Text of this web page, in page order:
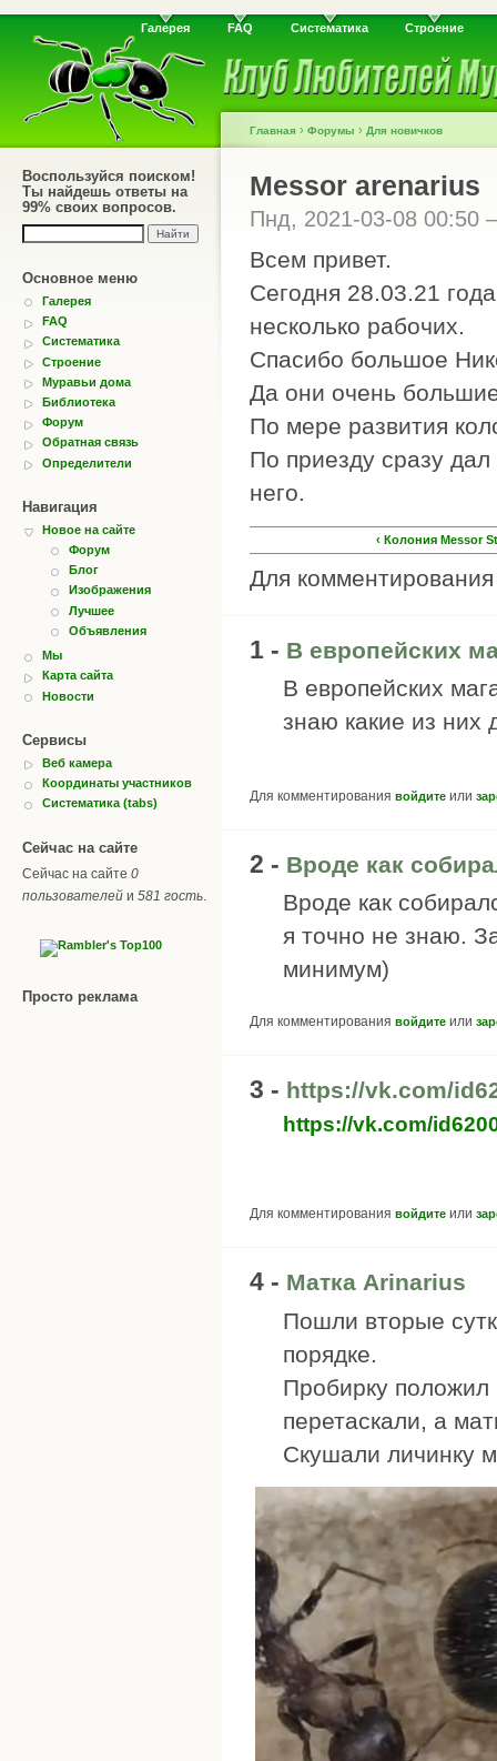
Галерея FAQ Систематика Строение
Воспользуйся поиском!
Ты найдешь ответы на
99% своих вопросов.
Основное меню
Галерея
FAQ
Систематика
Строение
Муравьи дома
Библиотека
Форум
Обратная связь
Определители
Навигация
Новое на сайте
Форум
Блог
Изображения
Лучшее
Объявления
Мы
Карта сайта
Новости
Сервисы
Веб камера
Координаты участников
Систематика (tabs)
Сейчас на сайте
Сейчас на сайте 0
пользователей и 581 гость
Просто реклама
Главная › Форумы › Для новичков
Messor arenarius
Пнд, 2021-03-08
Всем привет.
Сегодня 28.03.21
несколько рабочих.
Спасибо большое
Да они очень
По мере развития
По приезду сразу
него.
‹ Колония Messor
Для
1 - В европейских
В европейских
знаю какие из них
Для комментирования войдите или
2 - Вроде как
Вроде как
я точно не знаю.
минимум)
Для комментирования войдите или
3 - https://vk.com/
https://vk.com/
Для комментирования войдите или
4 - Матка Arinarius
Пошли вторые
порядке.
Пробирку
перетаскали, а
Скушали личинку